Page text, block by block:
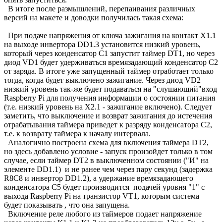
В итоге после размышлений, перепаивания различных
версий на макете и доводки получилась такая схема:
При подаче напряжения от ключа зажигания на контакт Х1.1
на выходе инвертора DD1.3 установится низкий уровень,
который через конденсатор С1 запустит таймер DT1, но через
диод VD1 будет удерживаться времязадающий конденсатор С2
от заряда. В итоге уже запущенный таймер отработает только
тогда, когда будет выключено зажигание. Через диод VD2
низкий уровень так-же будет подаваться на "слушающий"вход
Raspberry Pi для получения информации о состоянии питания
(т.е. низкий уровень на Х2.1 - зажигание включено). Следует
заметить, что выключение и возврат зажигания до истечения
отрабатывания таймера приведет к разряду конденсатора С2,
т.е. к возврату таймера к началу интервала.
Аналогично построена схема для включения таймера DT2,
но здесь добавлено условие - запуск произойдет только в том
случае, если таймер DT2 в выключенном состоянии ("И" на
элементе DD1.1) и не ранее чем через пару секунд (задержка
R8C8 и инвертор DD1.2), а удержание времязадающего
конденсатора С5 будет производится подачей уровня "1" с
выхода Raspberry Pi на транзистор VT1, которым система
будет показывать , что она запущена.
Включение реле любого из таймеров подает напряжение